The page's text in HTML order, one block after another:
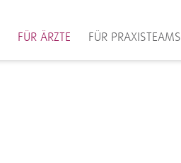
FÜR ÄRZTE FÜR PRAXISTEAMS